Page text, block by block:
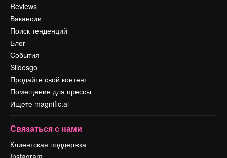
Reviews
Вакансии
Поиск тенденций
Блог
События
Slidesgo
Продайте свой контент
Помещение для прессы
Ищете magnific.ai
Связаться с нами
Клиентская поддержка